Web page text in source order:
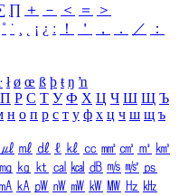
∏ ＋ － ＜ ＝
＞
˚ ˙ ¸ ¡ ¿ ː ！ ＇ ， ． ／
：
ł ø œ ß þ ŧ ŋ ŉ
П Р С Т У Ф Х Ц Ч Ш Щ Ъ
н о п р с т у ф х ц ч ш щ ъ
㎕ ㎖ ㎗ ℓ ㎘ ㏄ ㎣ ㎤ ㎥ ㎦
㎎ ㎏ ㏏ ㎈ ㎉ ㏈ ㎧ ㎨ ㎰
㎃ ㎄ ㎺ ㎻ ㎽ ㎾ ㎿ ㎐ ㎑